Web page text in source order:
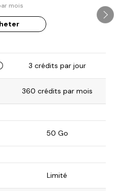
mois
3 crédits par jour
360 crédits par mois
50 Go
Limité